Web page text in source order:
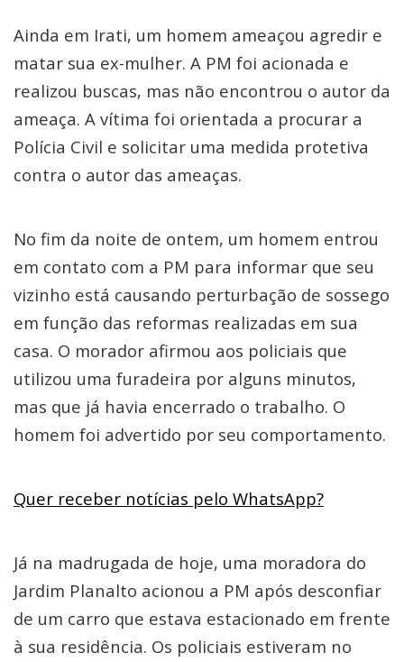
Ainda em Irati, um homem ameaçou agredir e
matar sua ex-mulher. A PM foi acionada e
realizou buscas, mas não encontrou o autor da
ameaça. A vítima foi orientada a procurar a
Polícia Civil e solicitar uma medida protetiva
contra o autor das ameaças.
No fim da noite de ontem, um homem entrou
em contato com a PM para informar que seu
vizinho está causando perturbação de sossego
em função das reformas realizadas em sua
casa. O morador afirmou aos policiais que
utilizou uma furadeira por alguns minutos,
mas que já havia encerrado o trabalho. O
homem foi advertido por seu comportamento.
Quer receber notícias pelo WhatsApp?
Já na madrugada de hoje, uma moradora do
Jardim Planalto acionou a PM após desconfiar
de um carro que estava estacionado em frente
à sua residência. Os policiais estiveram no